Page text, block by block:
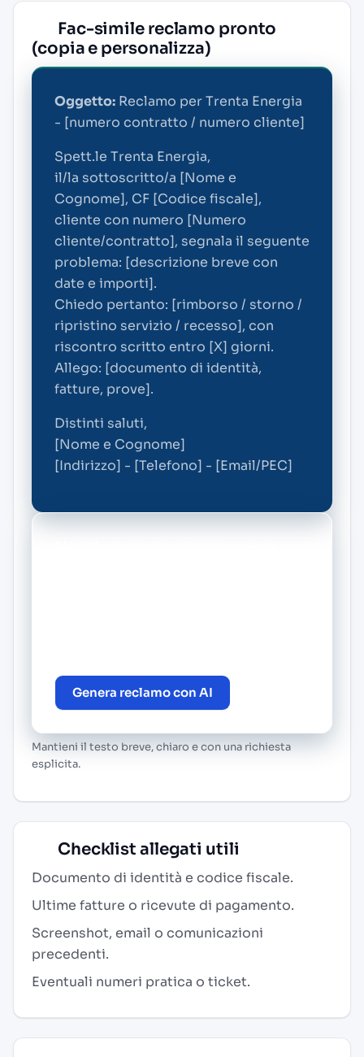
Fac-simile reclamo pronto
(copia e personalizza)
Oggetto: Reclamo per Trenta Energia
- [numero contratto / numero cliente]
Spett.le Trenta Energia,
il/la sottoscritto/a [Nome e
Cognome], CF [Codice fiscale],
cliente con numero [Numero
cliente/contratto], segnala il seguente
problema: [descrizione breve con
date e importi].
Chiedo pertanto: [rimborso / storno /
ripristino servizio / recesso], con
riscontro scritto entro [X] giorni.
Allego: [documento di identità,
fatture, prove].
Distinti saluti,
[Nome e Cognome]
[Indirizzo] - [Telefono] - [Email/PEC]
Genera reclamo con AI
Mantieni il testo breve, chiaro e con una richiesta
esplicita.
Checklist allegati utili
Documento di identità e codice fiscale.
Ultime fatture o ricevute di pagamento.
Screenshot, email o comunicazioni
precedenti.
Eventuali numeri pratica o ticket.